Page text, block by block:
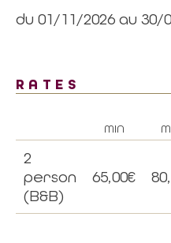
du 01/11/2026 au 30/
RATES
MIN
2
person
(B&B)
65,00€